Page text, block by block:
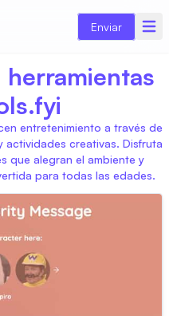
Enviar
entretenimiento a través de
creativas. Disfruta
que alegran el ambiente y
para todas las edades.